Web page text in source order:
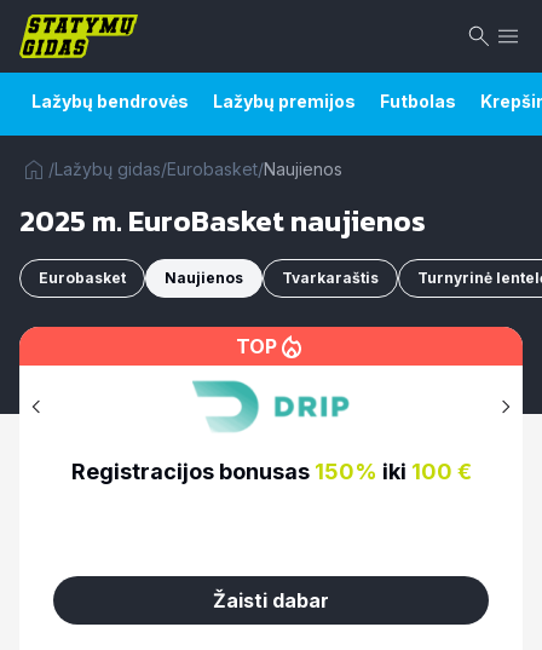
Lažybų bendrovės Lažybų premijos Futbolas
/Lažybų gidas/Eurobasket/Naujienos
2025 m. EuroBasket naujienos
Eurobasket Naujienos Tvarkaraštis Turnyrinė
TOP
Registracijos bonusas 100% iki 500€
Žaisti dabar